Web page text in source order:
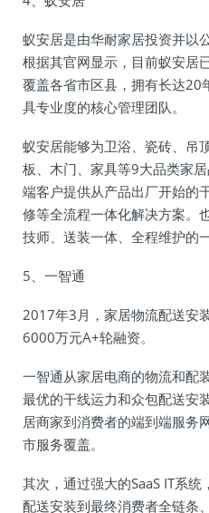
蚁安居是由华耐家居投资并以
根据其官网显示，目前蚁安居
覆盖各省市区县，拥有长达20
具专业度的核心管理团队。
蚁安居能够为卫浴、瓷砖、吊
板、木门、家具等9大品类家
端客户提供从产品出厂开始的
修等全流程一体化解决方案。
技师、送装一体、全程维护的
5、一智通
2017年3月，家居物流配送安
6000万元A+轮融资。
一智通从家居电商的物流和配
最优的干线运力和众包配送安
居商家到消费者的端到端服务
市服务覆盖。
其次，通过强大的SaaS IT系统
配送安装到最终消费者全链条